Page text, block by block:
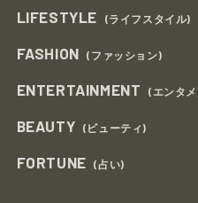
LIFESTYLE (ライフスタイル)
FASHION (ファッション)
ENTERTAINMENT (エンタ
BEAUTY (ビューティ)
FORTUNE (占い)